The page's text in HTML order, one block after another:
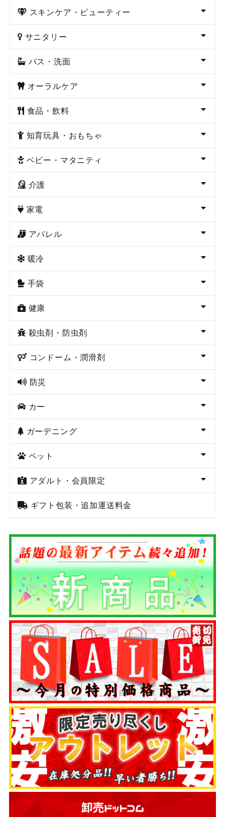
スキンケア・ビューティー
サニタリー
バス・洗面
オーラルケア
食品・飲料
知育玩具・おもちゃ
ベビー・マタニティ
介護
家電
アパレル
暖冷
手袋
健康
殺虫剤・防虫剤
コンドーム・潤滑剤
防災
カー
ガーデニング
ペット
アダルト・会員限定
ギフト包装・追加運送料金